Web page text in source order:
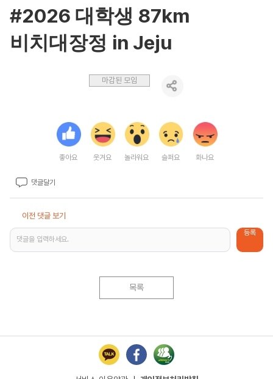
#2026 대학생 87km
비치대장정 in Jeju
마감된 모임
좋아요 웃겨요 놀라워요 슬퍼요 화나요
댓글달기
이전 댓글 보기
댓글을 입력하세요.
등록
목록